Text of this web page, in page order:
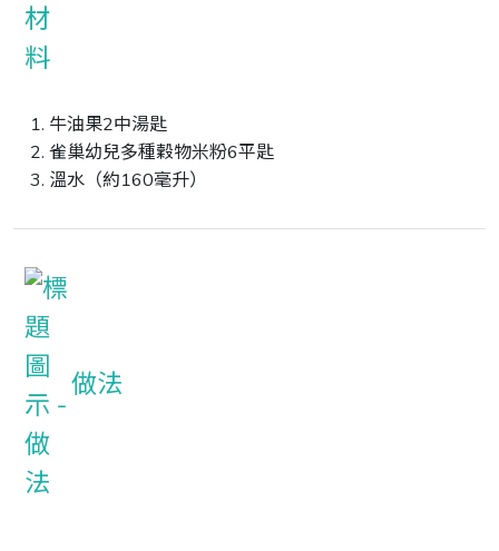
牛油果2中湯匙
雀巢幼兒多種穀物米粉6平匙
溫水（約160毫升）
做法